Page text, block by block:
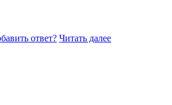
ответ? Читать далее